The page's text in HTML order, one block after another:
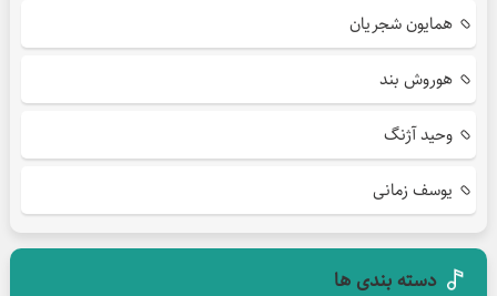
همایون شجریان
هوروش بند
وحید آژنگ
یوسف زمانی
دسته بندی ها